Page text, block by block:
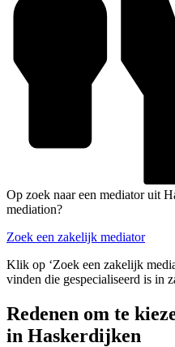
Op zoek naar een mediator uit
mediation?
Zoek een zakelijk mediator
Klik op ‘Zoek een zakelijk
vinden die gespecialiseerd is in
Redenen om te
in Haskerdijken